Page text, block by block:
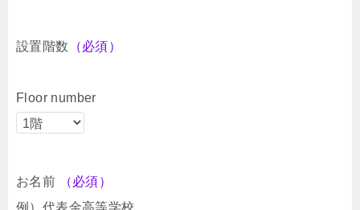
設置階数 （必須）
Floor number
お名前
（必須）
例）代表金高等学校